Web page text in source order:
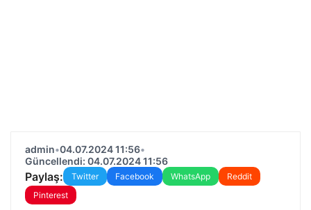
admin•04.07.2024 11:56•
Güncellendi: 04.07.2024 11:56
Paylaş: Twitter Facebook WhatsApp
Reddit
Pinterest